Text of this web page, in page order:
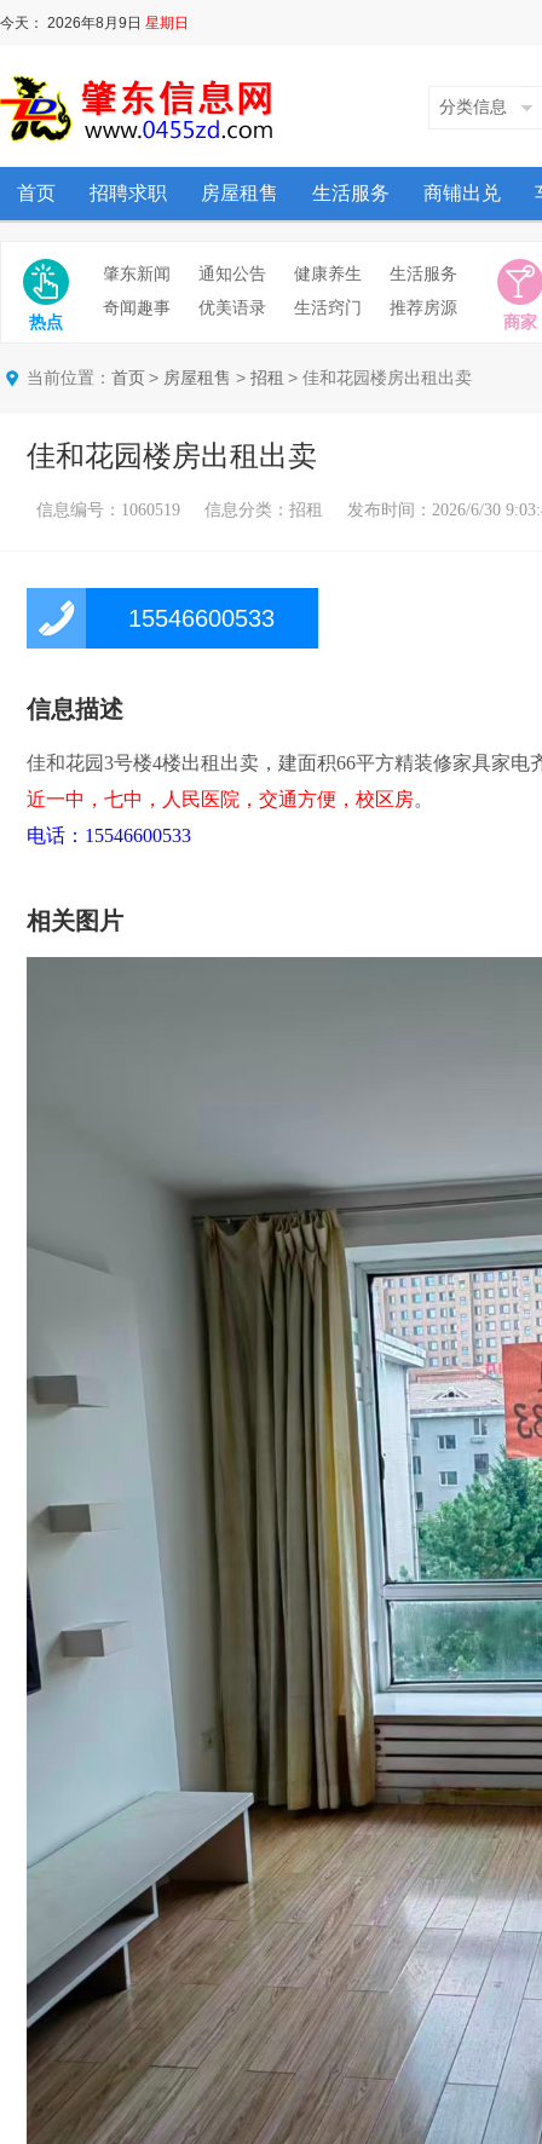
今天： 2026年8月9日 星期日
分类信息
首页 招聘求职 房屋租售 生活服务 商铺出兑
肇东新闻 通知公告 健康养生
生活服务
奇闻趣事
优美语录 生活窍门 推荐房源
热点 商家
当前位置： 首页 > 房屋租售 > 招租 > 佳和花园楼房出租出卖
佳和花园楼房出租出卖
信息编号：1060519 信息分类：招租 发布时间：2026/6/30
15546600533
信息描述
佳和花园3号楼4楼出租出卖，建面积66平方精装修家具家
近一中，七中，人民医院，交通方便，校区房。
电话：15546600533
相关图片